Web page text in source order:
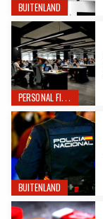
BUITENLAND
PERSONAL FINANCE
BUITENLAND